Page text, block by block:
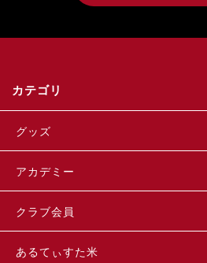
カテゴリ
グッズ
アカデミー
クラブ会員
あるてぃすた米